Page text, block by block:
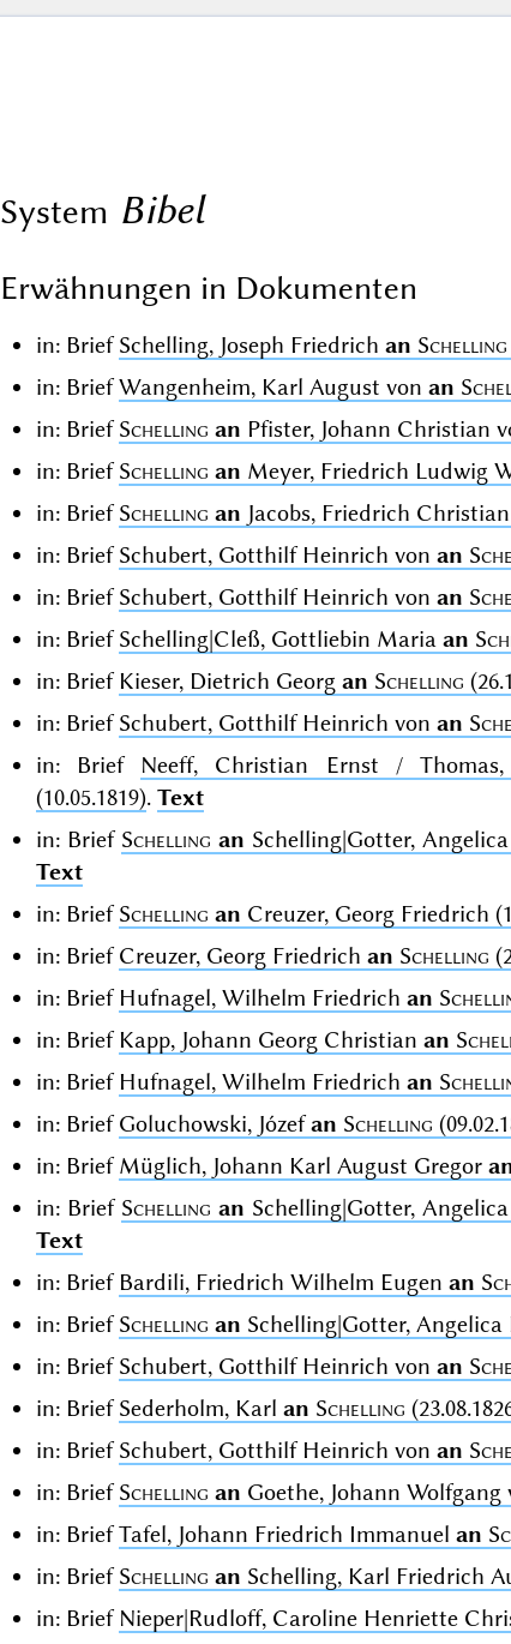
System Bibel
Erwähnungen in Dokumenten
in: BriefSchelling, Joseph Friedrich an Schelling
in: BriefWangenheim, Karl August von an
in: BriefSchelling an Pfister, Johann Christian
in: BriefSchelling an Meyer, Friedrich Ludwig
in: BriefSchelling an Jacobs, Friedrich
in: BriefSchubert, Gotthilf Heinrich von an
in: BriefSchubert, Gotthilf Heinrich von an
in: BriefSchelling|Cleß, Gottliebin Maria an
in: BriefKieser, Dietrich Georg an Schelling
in: BriefSchubert, Gotthilf Heinrich von an
in: Brief Neeff, Christian Ernst /
(10.05.1819). Text
in: Brief Schelling an Schelling|Gotter,
Text
in: BriefSchelling an Creuzer, Georg Friedrich
in: BriefCreuzer, Georg Friedrich an Schelling
in: Brief Hufnagel, Wilhelm Friedrich an
in: BriefKapp, Johann Georg Christian an
in: Brief Hufnagel, Wilhelm Friedrich an
in: BriefGoluchowski, Józefan Schelling
in: BriefMüglich, Johann Karl August Gregor
in: Brief Schelling an Schelling|Gotter,
Text
in: Brief Bardili, Friedrich Wilhelm Eugen an
in: BriefSchelling an Schelling|Gotter, Angelica
in: BriefSchubert, Gotthilf Heinrich von an
in: BriefSederholm, Karl an Schelling
in: BriefSchubert, Gotthilf Heinrich von an
in: BriefSchelling an Goethe, Johann Wolfgang
in: BriefTafel, Johann Friedrich Immanuel an
in: BriefSchelling an Schelling, Karl Friedrich
in: Brief Nieper|Rudloff, Caroline Henriette